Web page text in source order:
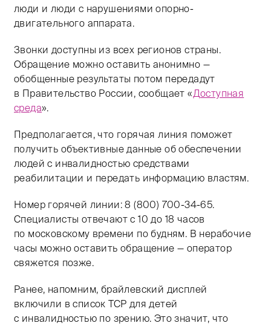
люди и люди с нарушениями опорно-
двигательного аппарата.
Звонки доступны из всех регионов страны.
Обращение можно оставить анонимно —
обобщенные результаты потом передадут
в Правительство России, сообщает «Доступная
среда».
Предполагается, что горячая линия поможет
получить объективные данные об обеспечении
людей с инвалидностью средствами
реабилитации и передать информацию властям.
Номер горячей линии:8 (800) 700-34-65.
Специалисты отвечают с 10 до 18 часов
по московскому времени по будням. В нерабочие
часы можно оставить обращение — оператор
свяжется позже.
Ранее, напомним, брайлевский дисплей
включили в список ТСР для детей
с инвалидностью по зрению. Это значит, что